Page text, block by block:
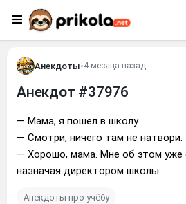
Перейти к контенту
Анекдоты•4 месяца назад
Анекдот #37976
— Мама, я пошел в школу.
— Смотри, ничего там не натвори.
— Хорошо, мама. Мне об этом уже
назначая директором школы.
Анекдоты про учёбу